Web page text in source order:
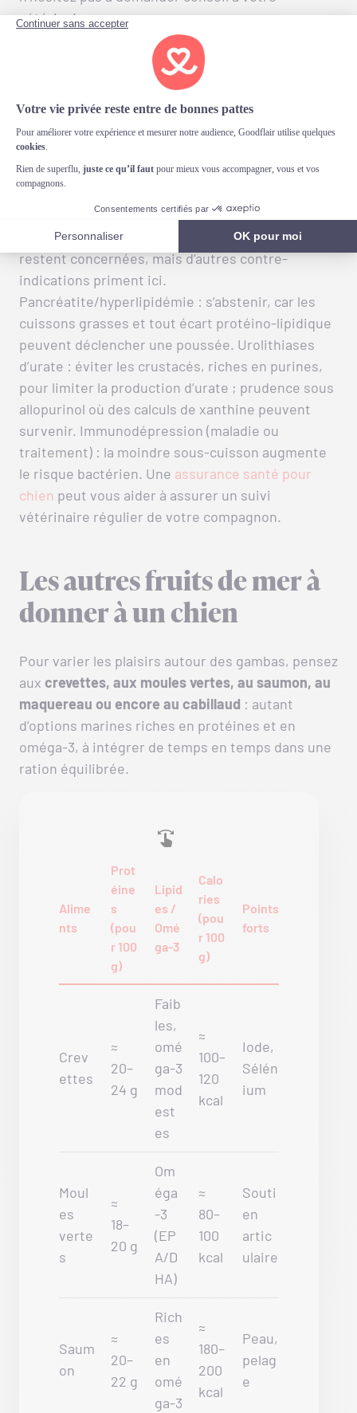
vétérinaire.
Les contre-indications :
dans quels cas les gambas
sont déconseillées ?
Les situations déjà citées (
rénales/cardiaques sensibles au sodium,
troubles thyroïdiens, très jeunes animaux)
restent concernées, mais d’autres contre-
indications priment ici.
Pancréatite/hyperlipidémie : s’abstenir, car les
cuissons grasses et tout écart protéino‑lipidique
peuvent déclencher une poussée. Urolithiases
d’urate : éviter les crustacés, riches en purines,
pour limiter la production d’urate ; prudence sous
allopurinol où des calculs de xanthine peuvent
survenir. Immunodépression (maladie ou
traitement) : la moindre sous-cuisson augmente
le risque bactérien. Une assurance santé pour
chien peut vous aider à assurer un suivi
vétérinaire régulier de votre compagnon.
Les autres fruits de mer à
donner à un chien
Pour varier les plaisirs autour des gambas, pensez
aux crevettes, aux moules vertes, au saumon, au
maquereau ou encore au cabillaud : autant
d’options marines riches en protéines et en
oméga-3, à intégrer de temps en temps dans une
ration équilibrée.
Alime
nts
Prot
éine
s
(pou
r 100
g)
Lipid
es /
Omé
ga-3
Calo
ries
(pou
r 100
g)
Points
forts
Crev
ettes
≈
20–
24 g
Faib
les,
omé
ga-3
mod
est
es
≈
100–
120
kcal
Iode,
Sélén
ium
Moul
es
verte
s
≈
18–
20 g
Om
éga
-3
(EP
A/D
HA)
≈
80–
100
kcal
Souti
en
artic
ulaire
Saum
on
≈
20–
22 g
Rich
es
en
omé
ga-3
≈
180–
200
kcal
Peau,
pelag
e